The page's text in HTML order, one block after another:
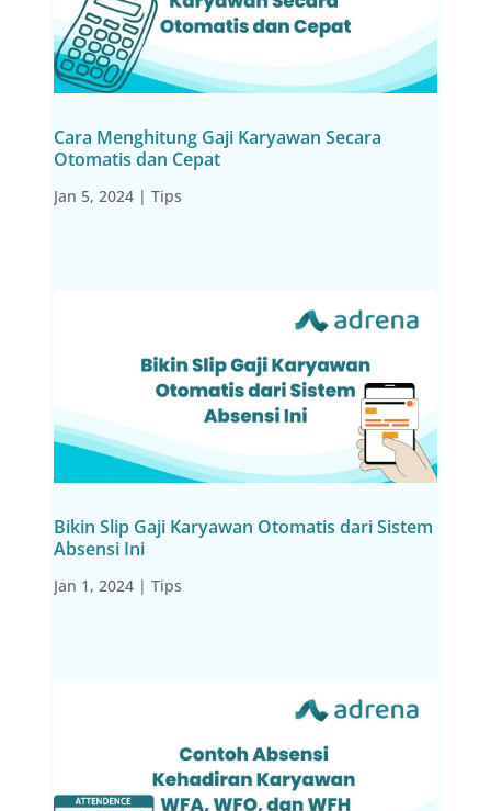
Cara Menghitung Gaji Karyawan Secara
Otomatis dan Cepat
Jan 5, 2024 |Tips
Bikin Slip Gaji Karyawan Otomatis dari Sistem
Absensi Ini
Jan 1, 2024 |Tips